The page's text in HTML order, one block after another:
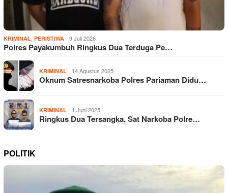
KRIMINAL PERISTIWA 9 Juli 2026
Polres Payakumbuh Ringkus Dua Terduga Pe…
KRIMINAL 14 Agustus 2025
Oknum Satresnarkoba Polres Pariaman Didu…
KRIMINAL 1 Juni 2025
Ringkus Dua Tersangka, Sat Narkoba Polre…
POLITIK